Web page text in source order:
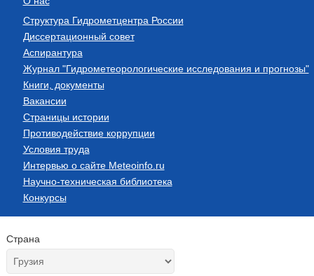
Структура Гидрометцентра России
Диссертационный совет
Аспирантура
Журнал "Гидрометеорологические исследования и прогнозы"
Книги, документы
Вакансии
Страницы истории
Противодействие коррупции
Условия труда
Интервью о сайте Meteoinfo.ru
Научно-техническая библиотека
Конкурсы
Страна